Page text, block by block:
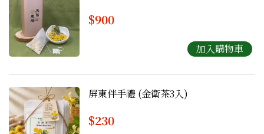
$900
屏東伴手禮 (金衛茶3入)
$230